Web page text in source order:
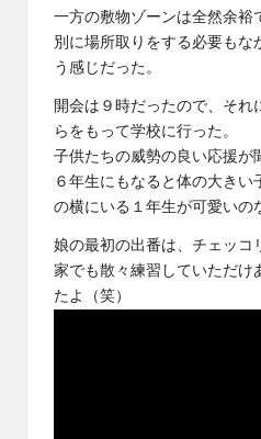
一方の敷物ゾーンは全然余裕
別に場所取りをする必要もな
う感じだった。
開会は９時だったので、それ
らをもって学校に行った。
子供たちの威勢の良い応援が
６年生にもなると体の大き
の横にいる１年生が可愛いの
娘の最初の出番は、チェッコ
家でも散々練習していただけ
たよ（笑）